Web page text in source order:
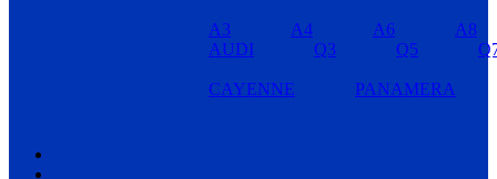
A3 A4 A6
A8
AUDI
Q3 Q5
CAYENNE PANAMERA